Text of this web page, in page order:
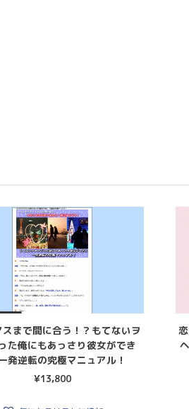
スまで間に合う！？もてないヲ
た俺にもあっさり彼女ができ
逆転の究極マニュアル！
¥13,800